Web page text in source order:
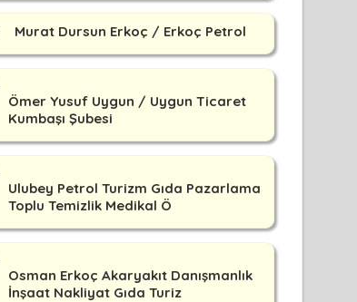
Murat Dursun Erkoç / Erkoç Petrol
Ömer Yusuf Uygun / Uygun Ticaret
Kumbaşı Şubesi
Ulubey Petrol Turizm Gıda Pazarlama
Toplu Temizlik Medikal Ö
Osman Erkoç Akaryakıt Danışmanlık
İnşaat Nakliyat Gıda Turiz